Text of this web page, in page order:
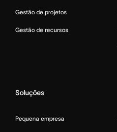
Gestão de projetos
Gestão de recursos
Soluções
Pequena empresa